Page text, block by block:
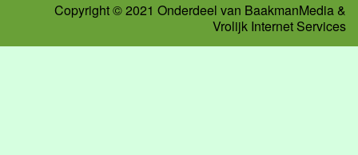
Copyright © 2021 Onderdeel van BaakmanMedia &
Vrolijk Internet Services